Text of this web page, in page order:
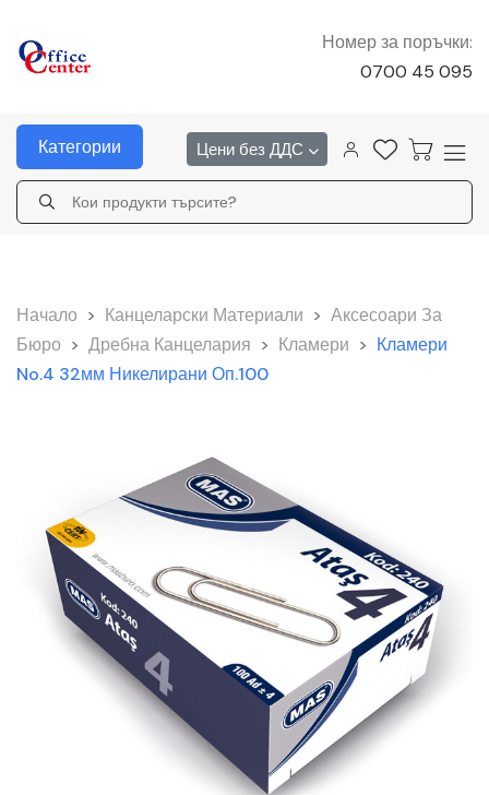
Номер за поръчки:
0700 45 095
Категории Цени без ДДС
Начало > Канцеларски Материали > Аксесоари За
Бюро > Дребна Канцелария > Кламери > Кламери
No.4 32мм Никелирани Оп.100